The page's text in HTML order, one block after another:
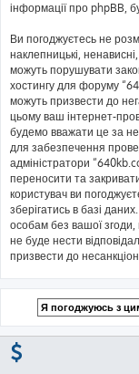
інформації про phpBB,
Ви погоджуєтесь не
наклепницькі,
можуть порушувати
хостингу для форуму
можуть призвести до
цьому ваш інтернет-
будемо вважати це за
для забезпечення
адміністратори
переносити та
користувач ви
зберігатись в базі
особам без вашої згоди,
не буде нести
призвести до